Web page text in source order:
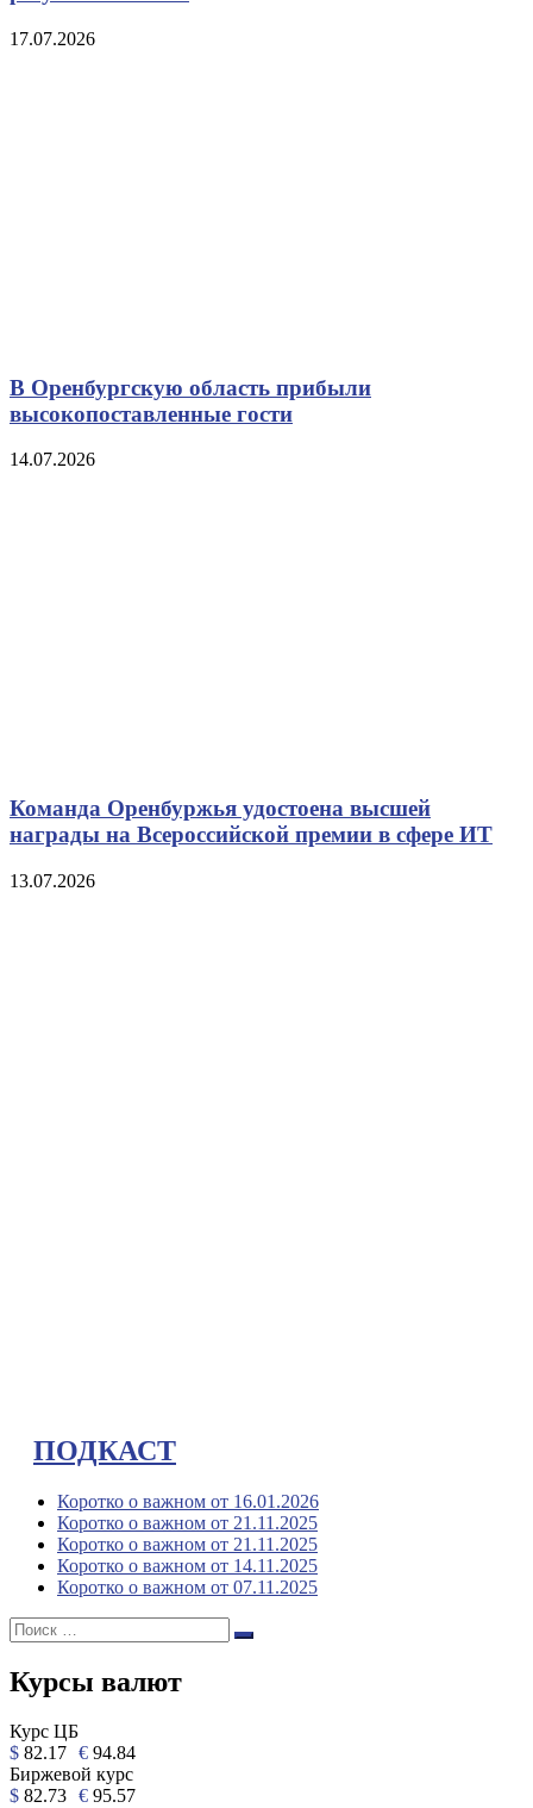
17.07.2026
В Оренбургскую область прибыли
высокопоставленные гости
14.07.2026
Команда Оренбуржья удостоена высшей
награды на Всероссийской премии в сфере ИТ
13.07.2026
ПОДКАСТ
Коротко о важном от 16.01.2026
Коротко о важном от 21.11.2025
Коротко о важном от 21.11.2025
Коротко о важном от 14.11.2025
Коротко о важном от 07.11.2025
Поиск:
Поиск
Курсы валют
Курс ЦБ
$ 82.17 € 94.84
Биржевой курс
$ 82.73 € 95.57